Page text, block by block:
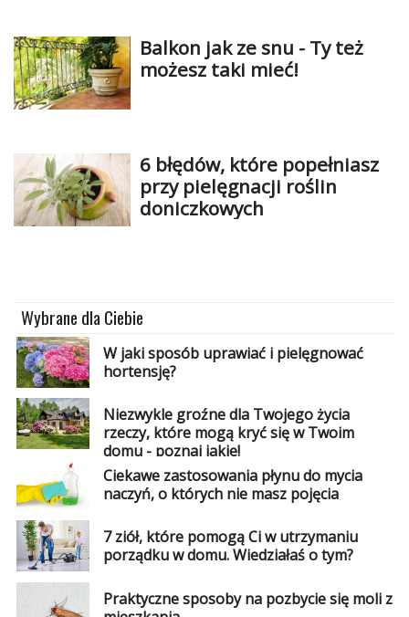
Balkon jak ze snu - Ty też
możesz taki mieć!
6 błędów, które popełniasz
przy pielęgnacji roślin
doniczkowych
Wybrane dla Ciebie
W jaki sposób uprawiać i pielęgnować
hortensję?
Niezwykle groźne dla Twojego życia
rzeczy, które mogą kryć się w Twoim
domu - poznaj jakie!
Ciekawe zastosowania płynu do mycia
naczyń, o których nie masz pojęcia
7 ziół, które pomogą Ci w utrzymaniu
porządku w domu. Wiedziałaś o tym?
Praktyczne sposoby na pozbycie się moli z